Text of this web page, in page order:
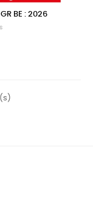
BE : 2026